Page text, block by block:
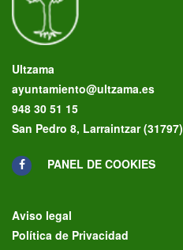
Ultzama
ayuntamiento@ultzama.es
948 30 51 15
San Pedro 8, Larraintzar (31797)
PANEL DE COOKIES
Aviso legal
Política de Privacidad